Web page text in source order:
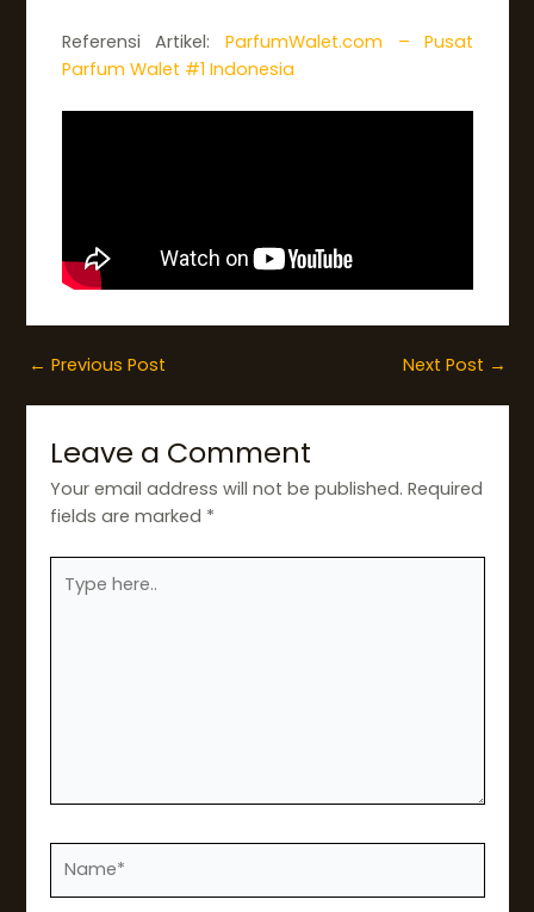
Referensi Artikel: ParfumWalet.com – Pusat
Parfum Walet #1 Indonesia
← Previous Post Next Post →
Leave a Comment
Your email address will not be published. Required
fields are marked *
here..